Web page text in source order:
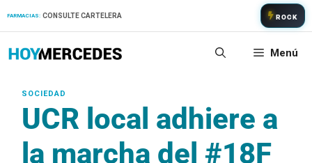
FARMACIAS: CONSULTE CARTELERA ROCK
Menú
UCR local adhiere a
la marcha del #18F